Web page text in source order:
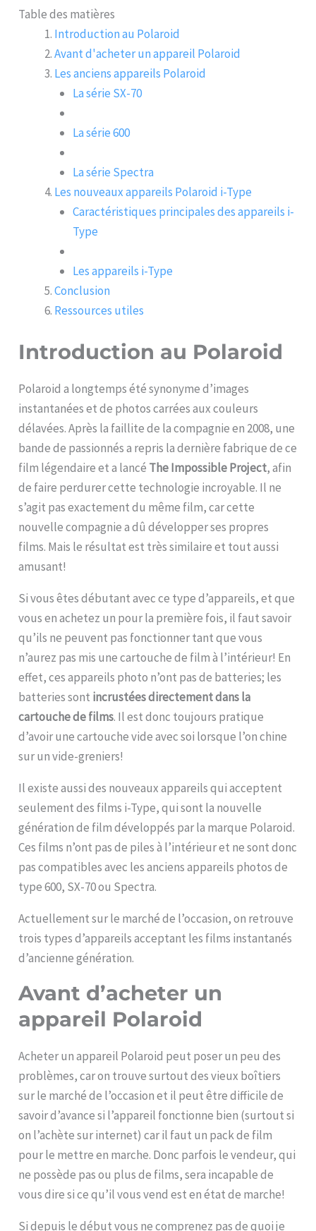
Table des matières
Introduction au Polaroid
Avant d'acheter un appareil Polaroid
Les anciens appareils Polaroid
La série SX-70
La série 600
La série Spectra
Les nouveaux appareils Polaroid i-Type
Caractéristiques principales des appareils i-
Type
Les appareils i-Type
Conclusion
Ressources utiles
Introduction au Polaroid
Polaroid a longtemps été synonyme d’images
instantanées et de photos carrées aux couleurs
délavées. Après la faillite de la compagnie en 2008, une
bande de passionnés a repris la dernière fabrique de ce
film légendaire et a lancé The Impossible Project, afin
de faire perdurer cette technologie incroyable. Il ne
s’agit pas exactement du même film, car cette
nouvelle compagnie a dû développer ses propres
films. Mais le résultat est très similaire et tout aussi
amusant!
Si vous êtes débutant avec ce type d’appareils, et que
vous en achetez un pour la première fois, il faut savoir
qu’ils ne peuvent pas fonctionner tant que vous
n’aurez pas mis une cartouche de film à l’intérieur! En
effet, ces appareils photo n’ont pas de batteries; les
batteries sont incrustées directement dans la
cartouche de films. Il est donc toujours pratique
d’avoir une cartouche vide avec soi lorsque l’on chine
sur un vide-greniers!
Il existe aussi des nouveaux appareils qui acceptent
seulement des films i-Type, qui sont la nouvelle
génération de film développés par la marque Polaroid.
Ces films n’ont pas de piles à l’intérieur et ne sont donc
pas compatibles avec les anciens appareils photos de
type 600, SX-70 ou Spectra.
Actuellement sur le marché de l’occasion, on retrouve
trois types d’appareils acceptant les films instantanés
d’ancienne génération.
Avant d’acheter un
appareil Polaroid
Acheter un appareil Polaroid peut poser un peu des
problèmes, car on trouve surtout des vieux boîtiers
sur le marché de l’occasion et il peut être difficile de
savoir d’avance si l’appareil fonctionne bien (surtout si
on l’achète sur internet) car il faut un pack de film
pour le mettre en marche. Donc parfois le vendeur, qui
ne possède pas ou plus de films, sera incapable de
vous dire si ce qu’il vous vend est en état de marche!
Si depuis le début vous ne comprenez pas de quoi je